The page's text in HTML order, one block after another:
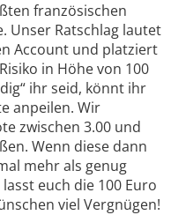
französischen
Unser Ratschlag lautet
Account und platziert
in Höhe von 100
ihr seid, könnt ihr
anpeilen. Wir
zwischen 3.00 und
Wenn diese dann
mehr als genug
euch die 100 Euro
viel Vergnügen!